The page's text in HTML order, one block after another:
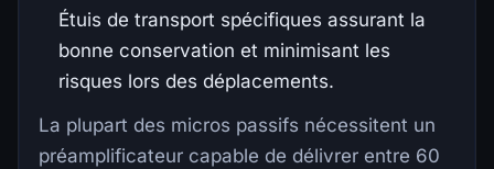
Étuis de transport spécifiques assurant la
bonne conservation et minimisant les
risques lors des déplacements.
La plupart des micros passifs nécessitent un
préamplificateur capable de délivrer entre 60